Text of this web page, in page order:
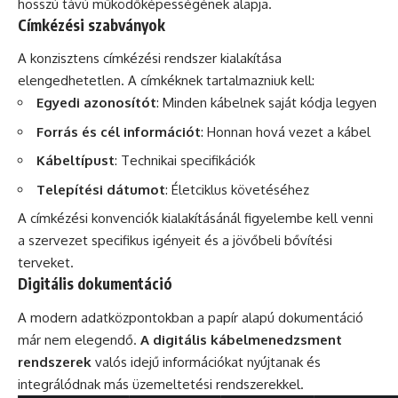
hosszú távú működőképességének alapja.
Címkézési szabványok
A konzisztens címkézési rendszer kialakítása
elengedhetetlen. A címkéknek tartalmazniuk kell:
Egyedi azonosítót: Minden kábelnek saját kódja legyen
Forrás és cél információt: Honnan hová vezet a kábel
Kábeltípust: Technikai specifikációk
Telepítési dátumot: Életciklus követéséhez
A címkézési konvenciók kialakításánál figyelembe kell venni
a szervezet specifikus igényeit és a jövőbeli bővítési
terveket.
Digitális dokumentáció
A modern adatközpontokban a papír alapú dokumentáció
már nem elegendő. A digitális kábelmenedzsment
rendszerek valós idejű információkat nyújtanak és
integrálódnak más üzemeltetési rendszerekkel.